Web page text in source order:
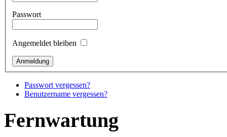
Passwort
Angemeldet bleiben
Passwort vergessen?
Benutzername vergessen?
Fernwartung